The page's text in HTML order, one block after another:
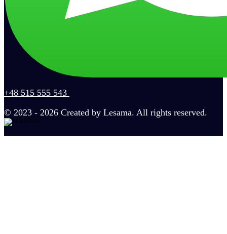
+48 515 555 543
© 2023 - 2026 Created by Lesama. All rights reserved.